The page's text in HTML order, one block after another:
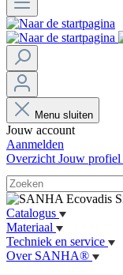
Menu sluiten
Jouw account
Aanmelden
Overzicht Jouw profiel
Catalogus
Materiaal
Techniek en service
Over SANHA®